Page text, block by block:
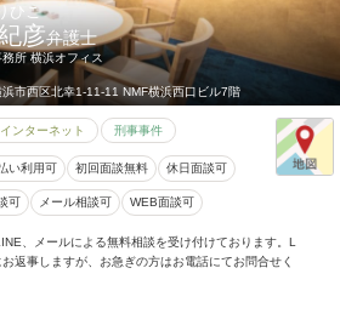
ひこ
彦弁護士
所 横浜オフィス
浜市西区北幸1-11-11 NMF横浜西口ビル7階
インターネット 刑事事件
い利用可 初回面談無料 休日面談可
可 メール相談可 WEB面談可
、メールによる無料相談を受け付けております。L
返事しますが、お急ぎの方はお電話にてお問合せく